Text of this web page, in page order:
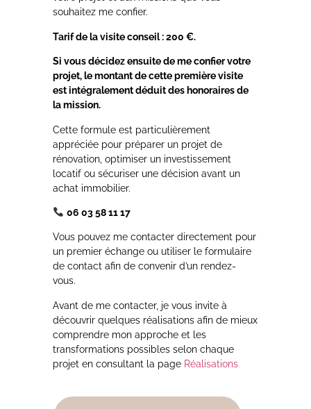
souhaitez me confier.
Tarif de la visite conseil : 200 €.
Si vous décidez ensuite de me confier votre
projet, le montant de cette première visite
est intégralement déduit des honoraires de
la mission.
Cette formule est particulièrement
appréciée pour préparer un projet de
rénovation, optimiser un investissement
locatif ou sécuriser une décision avant un
achat immobilier.
06 03 58 11 17
Vous pouvez me contacter directement pour
un premier échange ou utiliser le formulaire
de contact afin de convenir d’un rendez-
vous.
Avant de me contacter, je vous invite à
découvrir quelques réalisations afin de mieux
comprendre mon approche et les
transformations possibles selon chaque
projet en consultant la page Réalisations